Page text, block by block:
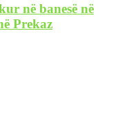
në banesë në
Prekaz